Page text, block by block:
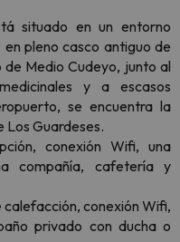
situado en un entorno
pleno casco antiguo de
de Medio Cudeyo, junto al
y a escasos
se encuentra la
Los Guardeses.
conexión Wifi, una
compañía, cafetería y
calefacción, conexión Wifi,
privado con ducha o